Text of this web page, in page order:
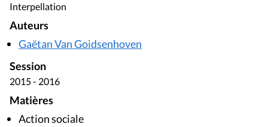
Interpellation
Auteurs
Gaëtan Van Goidsenhoven
Session
2015 - 2016
Matières
Action sociale